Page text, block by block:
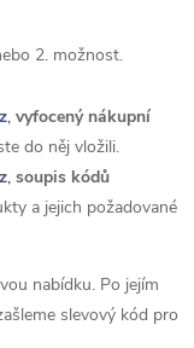
2. možnost.
, vyfocený nákupní
do něj vložili.
, soupis kódů
a jejich požadované
nabídku. Po jejím
slevový kód pro